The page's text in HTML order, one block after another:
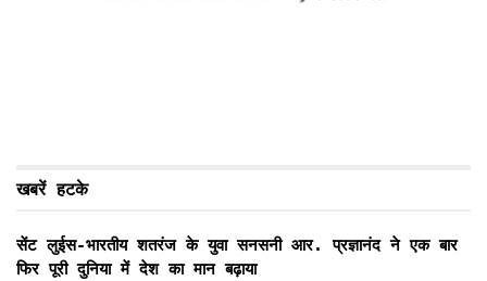
खबरें हटके
सेंट लुईस-भारतीय शतरंज के युवा सनसनी आर. प्रज्ञानंद ने एक बार
फिर पूरी दुनिया में देश का मान बढ़ाया